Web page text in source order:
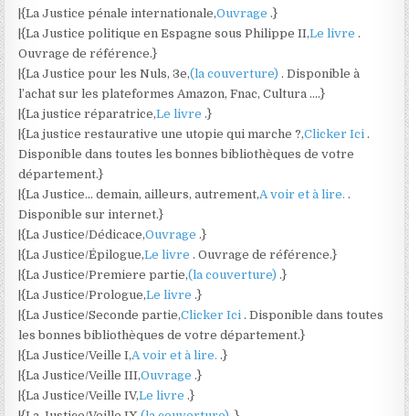
|{La Justice pénale internationale,Ouvrage.}
|{La Justice politique en Espagne sous Philippe II,Le livre.
Ouvrage de référence.}
|{La Justice pour les Nuls, 3e,(la couverture). Disponible à
l’achat sur les plateformes Amazon, Fnac, Cultura ….}
|{La justice réparatrice,Le livre.}
|{La justice restaurative une utopie qui marche ?,Clicker Ici.
Disponible dans toutes les bonnes bibliothèques de votre
département.}
|{La Justice… demain, ailleurs, autrement,A voir et à lire..
Disponible sur internet.}
|{La Justice/Dédicace,Ouvrage.}
|{La Justice/Épilogue,Le livre. Ouvrage de référence.}
|{La Justice/Premiere partie,(la couverture).}
|{La Justice/Prologue,Le livre.}
|{La Justice/Seconde partie,Clicker Ici. Disponible dans toutes
les bonnes bibliothèques de votre département.}
|{La Justice/Veille I,A voir et à lire..}
|{La Justice/Veille III,Ouvrage.}
|{La Justice/Veille IV,Le livre.}